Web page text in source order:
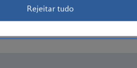
Rejeitar tudo